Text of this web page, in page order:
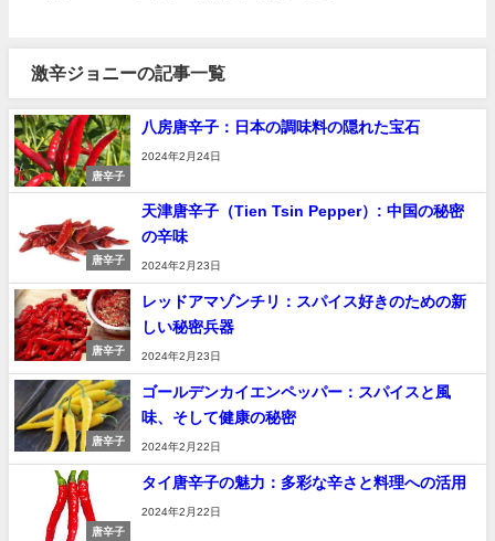
激辛ジョニーの記事一覧
唐辛子
八房唐辛子：日本の調味料の隠れた宝石
2024年2月24日
唐辛子
天津唐辛子（Tien Tsin Pepper）: 中国の秘密
の辛味
2024年2月23日
唐辛子
レッドアマゾンチリ：スパイス好きのための新
しい秘密兵器
2024年2月23日
唐辛子
ゴールデンカイエンペッパー：スパイスと風
味、そして健康の秘密
2024年2月22日
唐辛子
タイ唐辛子の魅力：多彩な辛さと料理への活用
2024年2月22日